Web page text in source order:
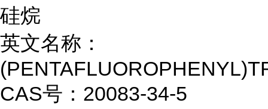
硅烷
英文名称：
CAS号：20083-34-5